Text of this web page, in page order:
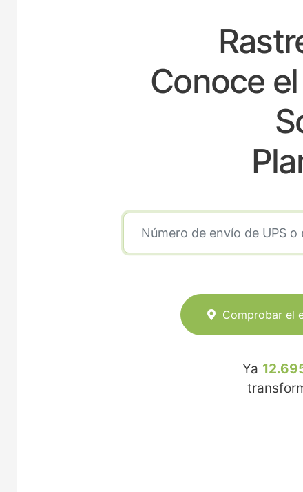
Conoce
Comprobar el
Ya